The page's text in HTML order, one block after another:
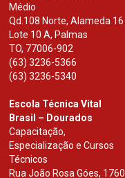
Médio
Qd.108 Norte, Alameda 16
Lote 10 A, Palmas
TO, 77006-902
(63) 3236-5366
(63) 3236-5340
Escola Técnica Vital
Brasil – Dourados
Capacitação,
Especialização e Cursos
Técnicos
Rua João Rosa Góes, 1760